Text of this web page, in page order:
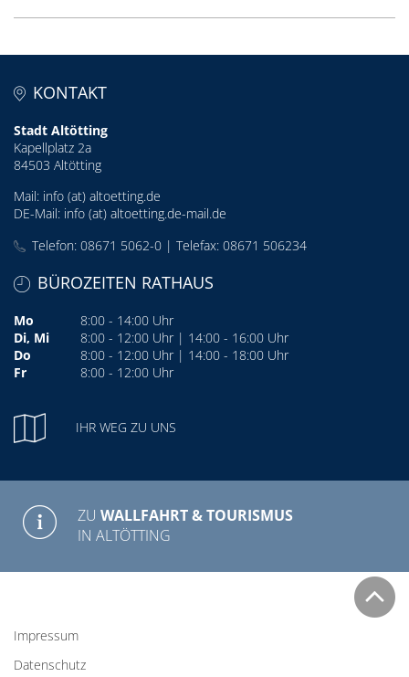
KONTAKT
Stadt Altötting
Kapellplatz 2a
84503 Altötting
Mail: info (at) altoetting.de
DE-Mail: info (at) altoetting.de-mail.de
Telefon: 08671 5062-0 | Telefax: 08671 506234
BÜROZEITEN RATHAUS
Mo
8:00 - 14:00 Uhr
Di, Mi
8:00 - 12:00 Uhr | 14:00 - 16:00 Uhr
Do
8:00 - 12:00 Uhr | 14:00 - 18:00 Uhr
Fr
8:00 - 12:00 Uhr
IHR WEG ZU UNS
ZU WALLFAHRT & TOURISMUS
IN ALTÖTTING
Impressum
Datenschutz